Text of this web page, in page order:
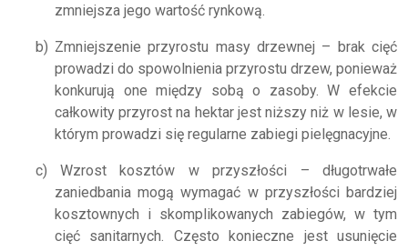
zmniejsza jego wartość rynkową.
b) Zmniejszenie przyrostu masy drzewnej – brak cięć
prowadzi do spowolnienia przyrostu drzew, ponieważ
konkurują one między sobą o zasoby. W efekcie
całkowity przyrost na hektar jest niższy niż w lesie, w
którym prowadzi się regularne zabiegi pielęgnacyjne.
c) Wzrost kosztów w przyszłości – długotrwałe
zaniedbania mogą wymagać w przyszłości bardziej
kosztownych i skomplikowanych zabiegów, w tym
cięć sanitarnych. Często konieczne jest usunięcie